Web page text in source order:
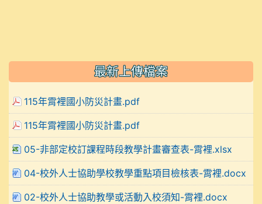
最新上傳檔案
115年霄裡國小防災計畫.pdf
115年霄裡國小防災計畫.pdf
05-非部定校訂課程時段教學計畫審查表-霄裡.xlsx
04-校外人士協助學校教學重點項目檢核表-霄裡.docx
02-校外人士協助教學或活動入校須知-霄裡.docx